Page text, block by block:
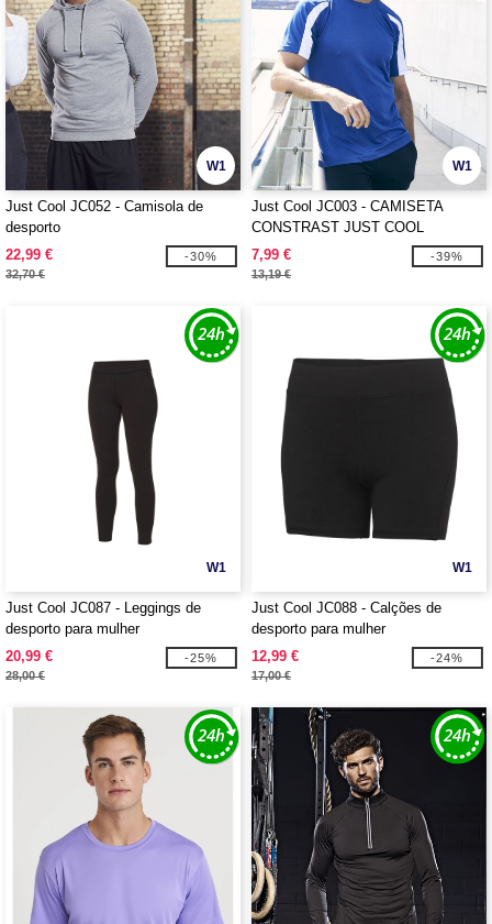
W1
Just Cool JC052 - Camisola de
desporto
22,99 €
32,70 €
-30%
W1
Just Cool JC003 - CAMISETA
CONSTRAST JUST COOL
7,99 €
13,19 €
-39%
W1
Just Cool JC087 - Leggings de
desporto para mulher
20,99 €
28,00 €
-25%
W1
Just Cool JC088 - Calções de
desporto para mulher
12,99 €
17,00 €
-24%